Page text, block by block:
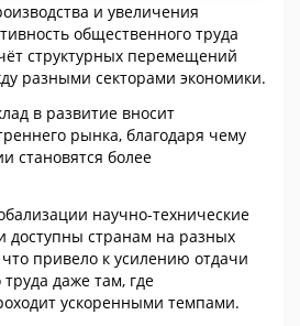
и увеличения
общественного труда
структурных перемещений
разными секторами экономики.
в развитие вносит
рынка, благодаря чему
становятся более
научно-технические
доступны странам на разных
привело к усилению отдачи
труда даже там, где
ускоренными темпами.